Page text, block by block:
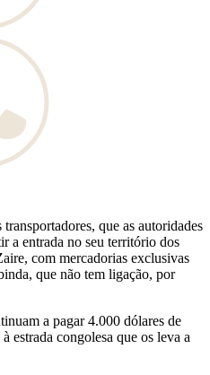
que as autoridades
a entrada no seu território dos
com mercadorias exclusivas
que não tem ligação, por
a pagar 4.000 dólares de
estrada congolesa que os leva a